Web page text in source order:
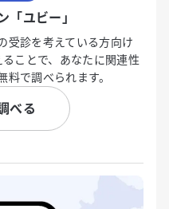
「ユビー」
受診を考えている方向け
ことで、あなたに関連性
で調べられます。
べる